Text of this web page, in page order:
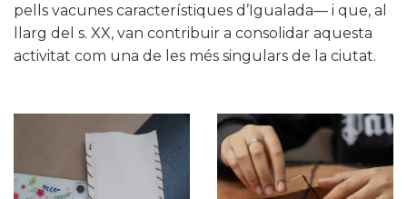
pells vacunes característiques d’Igualada— i que, al
llarg del s. XX, van contribuir a consolidar aquesta
activitat com una de les més singulars de la ciutat.